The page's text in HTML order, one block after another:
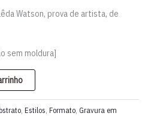
Watson, prova de artista, de
sem moldura]
Estilos Formato Gravura em